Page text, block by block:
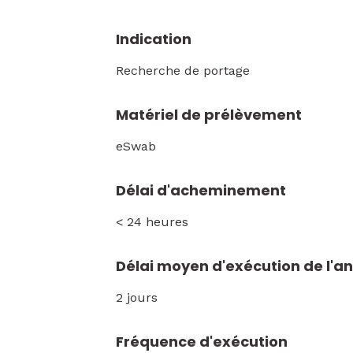
Indication
Recherche de portage
Matériel de prélèvement
eSwab
Délai d'acheminement
< 24 heures
Délai moyen d'exécution de
2 jours
Fréquence d'exécution